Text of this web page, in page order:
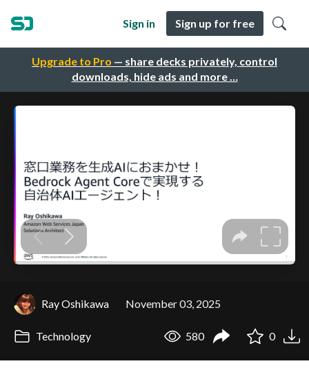
Upgrade to Pro — share decks privately, control
downloads, hide ads and more …
Sign in Sign up for free
Ray Oshikawa November 03, 2025
Technology 580 0